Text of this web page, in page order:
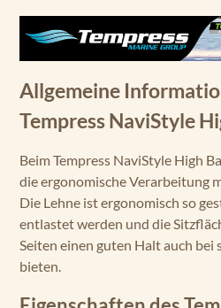
Allgemeine
Tempress NaviStyle
Beim Tempress NaviStyle High
die ergonomische Verarbeitung
Die Lehne ist ergonomisch so
entlastet werden und die
Seiten einen guten Halt auch
bieten.